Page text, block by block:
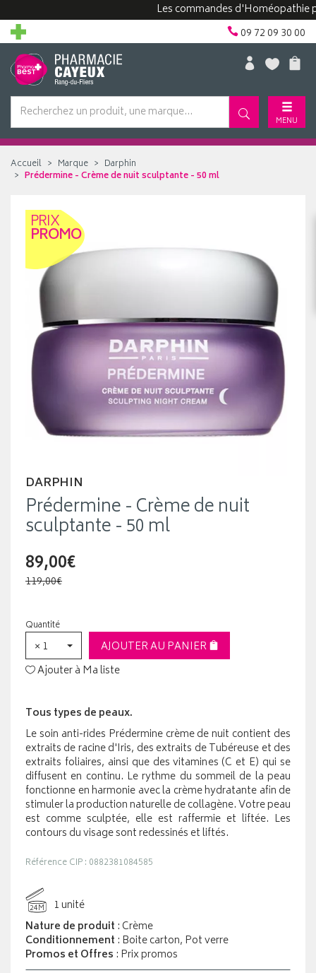
Les commandes d'Homéopathie
09 72 09 30 00
MENU
Accueil Marque
Darphin
Prédermine - Crème de nuit sculptante - 50 ml
PRIX
PROMO
DARPHIN
Prédermine - Crème de nuit
sculptante - 50 ml
89,00€
119,00€
Quantité
× 1
AJOUTER AU PANIER
Ajouter à Ma liste
Tous types de peaux.
Le soin anti-rides Prédermine crème de nuit contient des
extraits de racine d'Iris, des extraits de Tubéreuse et des
extraits foliaires, ainsi que des vitamines (C et E) qui se
diffusent en continu. Le rythme du sommeil de la peau
fonctionne en harmonie avec la crème hydratante afin de
stimuler la production naturelle de collagène. Votre peau
est comme sculptée, elle est raffermie et liftée. Les
contours du visage sont redessinés et liftés.
Référence CIP : 0882381084585
24M
1 unité
Nature de produit : Crème
Conditionnement : Boite carton, Pot verre
Promos et Offres : Prix promos